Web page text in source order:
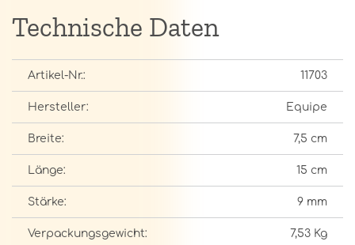
Technische Daten
Artikel-Nr.: 11703
Hersteller: Equipe
Breite: 7,5 cm
Länge: 15 cm
Stärke: 9 mm
Verpackungsgewicht: 7,53 Kg